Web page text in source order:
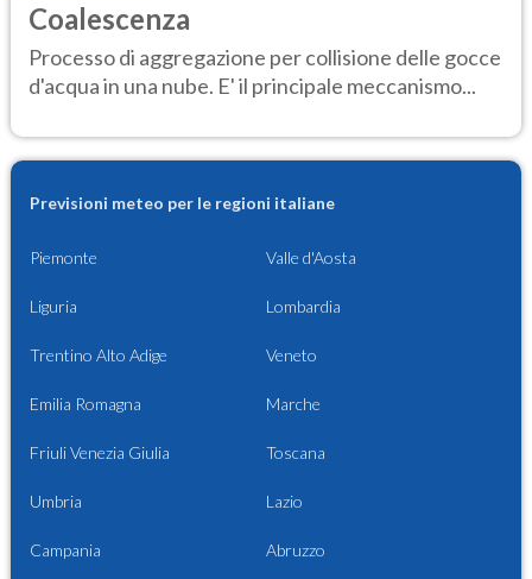
Coalescenza
Processo di aggregazione per collisione delle gocce
d'acqua in una nube. E' il principale meccanismo...
Previsioni meteo per le regioni italiane
Piemonte Valle d'Aosta
Liguria Lombardia
Trentino Alto Adige Veneto
Emilia Romagna Marche
Friuli Venezia Giulia Toscana
Umbria Lazio
Campania Abruzzo